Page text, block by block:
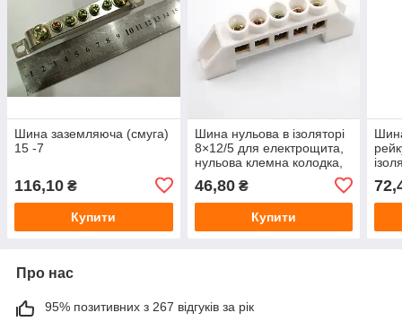
Шина заземляюча (смуга)
15 -7
116,10 ₴
Купити
Шина нульова в ізоляторі
8×12/5 для електрощита,
нульова клемна колодка,
46,80₴
Купити
Про нас
95% позитивних з 267 відгуків за рік